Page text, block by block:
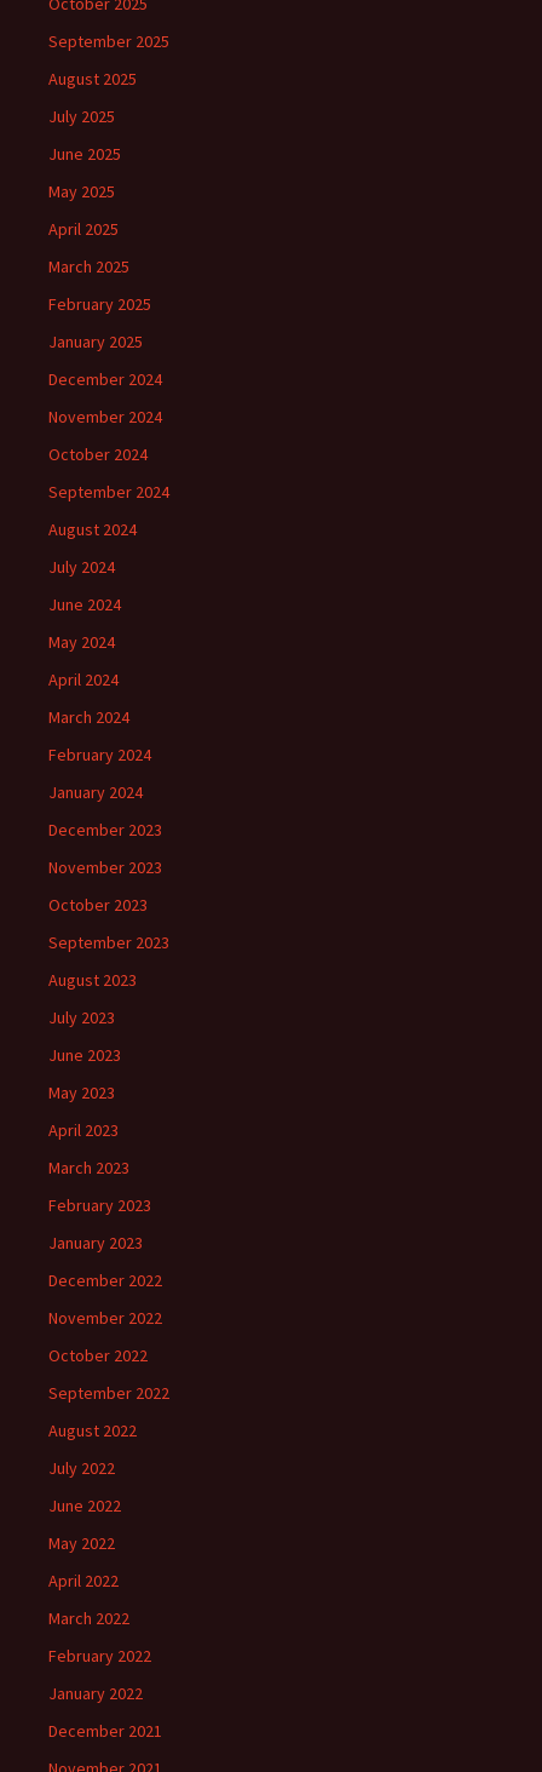
September 2025
August 2025
July 2025
June 2025
May 2025
April 2025
March 2025
February 2025
January 2025
December 2024
November 2024
October 2024
September 2024
August 2024
July 2024
June 2024
May 2024
April 2024
March 2024
February 2024
January 2024
December 2023
November 2023
October 2023
September 2023
August 2023
July 2023
June 2023
May 2023
April 2023
March 2023
February 2023
January 2023
December 2022
November 2022
October 2022
September 2022
August 2022
July 2022
June 2022
May 2022
April 2022
March 2022
February 2022
January 2022
December 2021